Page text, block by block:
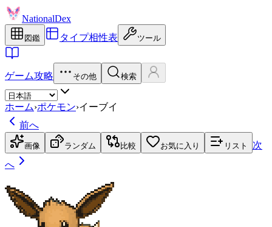
NationalDex
図鑑 タイプ相性表 ツール
ゲーム攻略 その他 検索
ホーム›ポケモン›イーブイ
前へ
画像 ランダム 比較 お気に入り リスト
次
へ